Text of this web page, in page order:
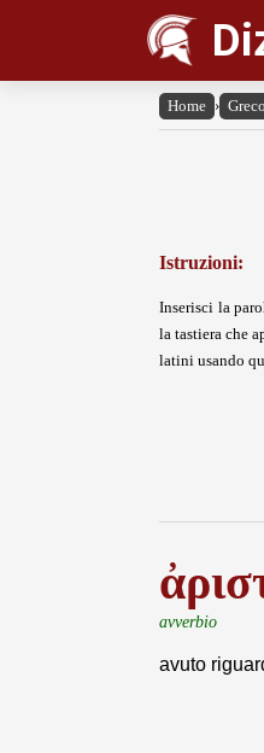
Home ›
Istruzioni:
Inserisci la
la tastiera che
latini usando
avverbio
avuto